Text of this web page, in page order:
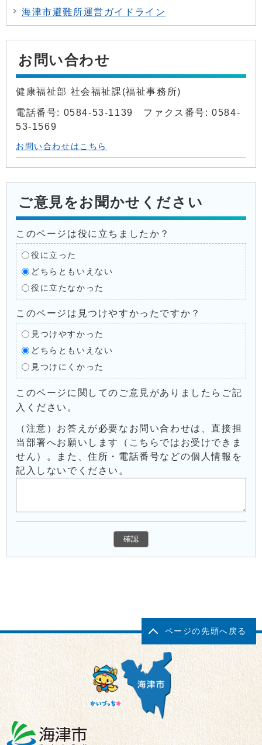
海津市避難所運営ガイドライン
お問い合わせ
健康福祉部 社会福祉課(福祉事務所)
電話番号: 0584-53-1139 ファクス番号: 0584-
53-1569
お問い合わせはこちら
ご意見をお聞かせください
このページは役に立ちましたか？
役に立った
どちらともいえない
役に立たなかった
このページは見つけやすかったですか？
見つけやすかった
どちらともいえない
見つけにくかった
このページに関してのご意見がありましたらご記
入ください。
（注意）お答えが必要なお問い合わせは、直接担
当部署へお願いします（こちらではお受けできま
せん）。また、住所・電話番号などの個人情報を
記入しないでください。
ページの先頭へ戻る